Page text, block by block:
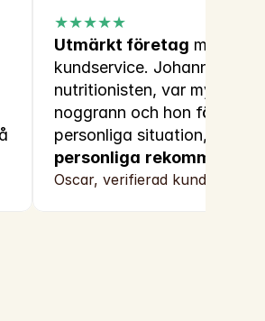
★★★★★
Utmärkt företag med
kundservice. Johanna,
nutritionisten, var mycket
noggrann och hon förstod
personliga situation, och
personliga
Oscar, verifierad kund